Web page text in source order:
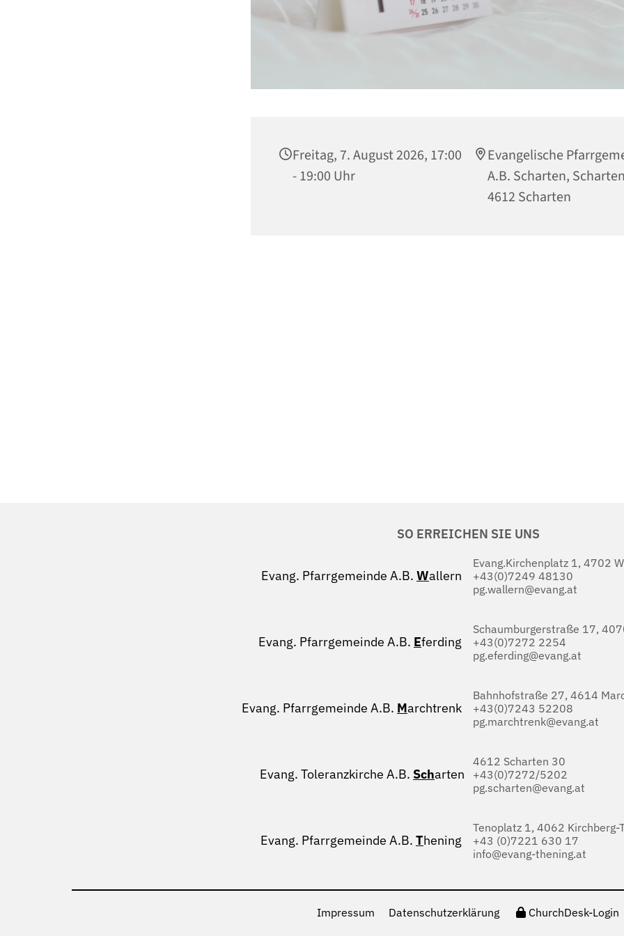
Freitag, 7. August 2026, 17:00
- 19:00 Uhr
Evangelische
A.B. Scharten,
4612 Scharten
SO ERREICHEN SIE UNS
Evang. Pfarrgemeinde A.B. Wallern
Evang.Kirchenplatz 1, 4702
+43(0)7249 48130
pg.wallern@evang.at
Evang. Pfarrgemeinde A.B. Eferding
Schaumburgerstraße 17,
+43(0)7272 2254
pg.eferding@evang.at
Evang. Pfarrgemeinde A.B. Marchtrenk
Bahnhofstraße 27, 4614
+43(0)7243 52208
pg.marchtrenk@evang.at
Evang. Toleranzkirche A.B. Scharten
4612 Scharten 30
+43(0)7272/5202
pg.scharten@evang.at
Evang. Pfarrgemeinde A.B. Thening
Tenoplatz 1, 4062 Kirchberg-
+43 (0)7221 630 17
info@evang-thening.at
Impressum Datenschutzerklärung ChurchDesk-Login